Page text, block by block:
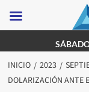
al
contenido
INICIO 2023
DOLARIZACIÓN ANTE